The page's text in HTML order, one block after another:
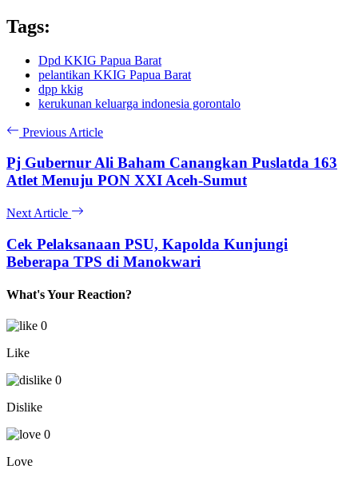
Tags:
Dpd KKIG Papua Barat
pelantikan KKIG Papua Barat
dpp kkig
kerukunan keluarga indonesia gorontalo
Previous Article
Pj Gubernur Ali Baham Canangkan Puslatda 163
Atlet Menuju PON XXI Aceh-Sumut
Next Article
Cek Pelaksanaan PSU, Kapolda Kunjungi
Beberapa TPS di Manokwari
What's Your Reaction?
0
Like
0
Dislike
0
Love